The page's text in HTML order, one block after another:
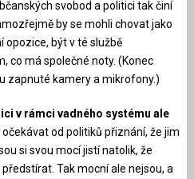
svobod a politici tak činí
by se mohli chovat jako
opozice, být v té službě
co má společné noty. (Konec
zapnuté kamery a mikrofony.)
v rámci vadného systému ale
očekávat od politiků přiznání, že jim
si svou mocí jistí natolik, že
Tak mocní ale nejsou, a